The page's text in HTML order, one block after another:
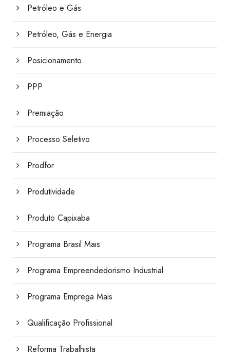
Petróleo e Gás
Petróleo, Gás e Energia
Posicionamento
PPP
Premiação
Processo Seletivo
Prodfor
Produtividade
Produto Capixaba
Programa Brasil Mais
Programa Empreendedorismo Industrial
Programa Emprega Mais
Qualificação Profissional
Reforma Trabalhista